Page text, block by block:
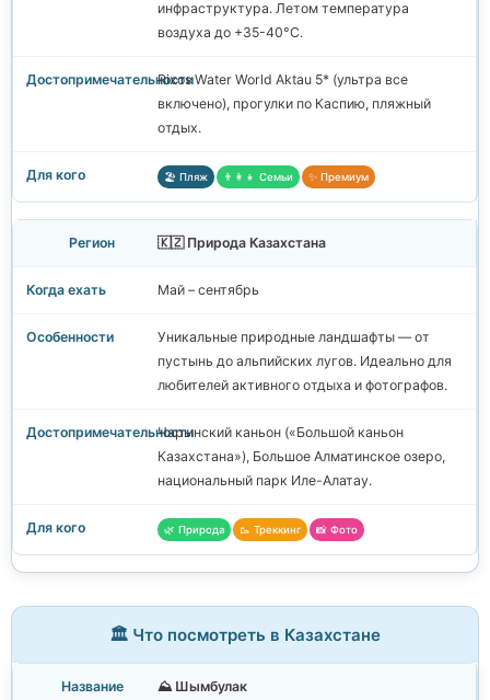
инфраструктура. Летом температура
воздуха до +35-40°C.
Rixos Water World Aktau 5* (ультра все
включено), прогулки по Каспию, пляжный
отдых.
🏖️ Пляж 👨‍👩‍👧 Семьи ✨ Премиум
🇰🇿 Природа Казахстана
Май – сентябрь
Уникальные природные ландшафты — от
пустынь до альпийских лугов. Идеально для
любителей активного отдыха и фотографов.
Чарынский каньон («Большой каньон
Казахстана»), Большое Алматинское озеро,
национальный парк Иле-Алатау.
🌿 Природа 🥾 Треккинг 📸 Фото
🏛️ Что посмотреть в Казахстане
⛰️ Шымбулак